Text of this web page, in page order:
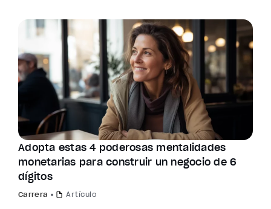
Adopta estas 4 poderosas mentalidades
monetarias para construir un negocio de 6
dígitos
Carrera Artículo